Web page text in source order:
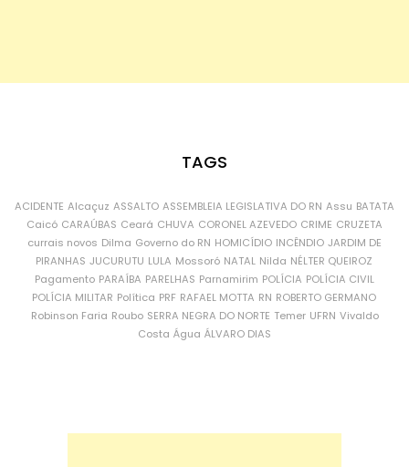
TAGS
ACIDENTE Alcaçuz ASSALTO ASSEMBLEIA LEGISLATIVA DO RN Assu BATATA
Caicó CARAÚBAS Ceará CHUVA CORONEL AZEVEDO CRIME CRUZETA
currais novos Dilma Governo do RN HOMICÍDIO INCÊNDIO JARDIM DE
PIRANHAS JUCURUTU LULA Mossoró NATAL Nilda NÉLTER QUEIROZ
Pagamento PARAÍBA PARELHAS Parnamirim POLÍCIA POLÍCIA CIVIL
POLÍCIA MILITAR Política PRF RAFAEL MOTTA RN ROBERTO GERMANO
Robinson Faria Roubo SERRA NEGRA DO NORTE Temer UFRN Vivaldo
Costa Água ÁLVARO DIAS